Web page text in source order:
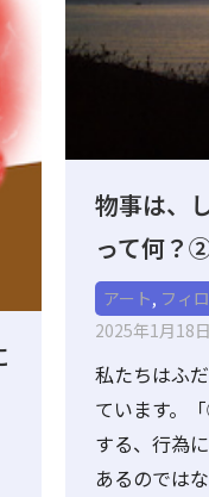
物事は、
って何？
アート, フィ
2025年1月18日
私たちはふ
ています。
する、行為
あるのでは